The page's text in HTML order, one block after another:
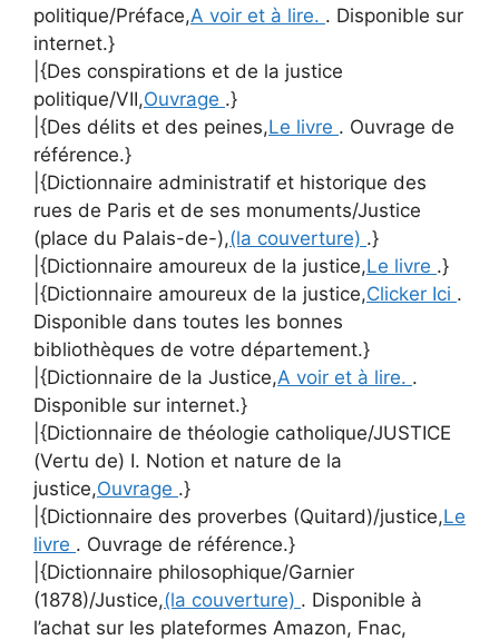
politique/Préface,A voir et à lire. . Disponible sur
internet.}
|{Des conspirations et de la justice
politique/VII,Ouvrage .}
|{Des délits et des peines,Le livre . Ouvrage de
référence.}
|{Dictionnaire administratif et historique des
rues de Paris et de ses monuments/Justice
(place du Palais-de-),(la couverture) .}
|{Dictionnaire amoureux de la justice,Le livre .}
|{Dictionnaire amoureux de la justice,Clicker Ici .
Disponible dans toutes les bonnes
bibliothèques de votre département.}
|{Dictionnaire de la Justice,A voir et à lire. .
Disponible sur internet.}
|{Dictionnaire de théologie catholique/JUSTICE
(Vertu de) I. Notion et nature de la
justice,Ouvrage .}
|{Dictionnaire des proverbes (Quitard)/justice,Le
livre . Ouvrage de référence.}
|{Dictionnaire philosophique/Garnier
(1878)/Justice,(la couverture) . Disponible à
l’achat sur les plateformes Amazon, Fnac,